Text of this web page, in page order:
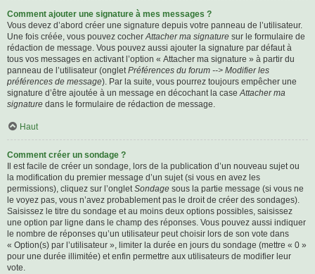
Comment ajouter une signature à mes messages ?
Vous devez d’abord créer une signature depuis votre panneau de l’utilisateur.
Une fois créée, vous pouvez cocherAttacher ma signature sur le formulaire de
rédaction de message. Vous pouvez aussi ajouter la signature par défaut à
tous vos messages en activant l’option « Attacher ma signature » à partir du
panneau de l’utilisateur (ongletPréférences du forum --> Modifier les
préférences de message). Par la suite, vous pourrez toujours empêcher une
signature d’être ajoutée à un message en décochant la caseAttacher ma
signature dans le formulaire de rédaction de message.
Haut
Comment créer un sondage ?
Il est facile de créer un sondage, lors de la publication d’un nouveau sujet ou
la modification du premier message d’un sujet (si vous en avez les
permissions), cliquez sur l’ongletSondage sous la partie message (si vous ne
le voyez pas, vous n’avez probablement pas le droit de créer des sondages).
Saisissez le titre du sondage et au moins deux options possibles, saisissez
une option par ligne dans le champ des réponses. Vous pouvez aussi indiquer
le nombre de réponses qu’un utilisateur peut choisir lors de son vote dans
« Option(s) par l’utilisateur », limiter la durée en jours du sondage (mettre « 0 »
pour une durée illimitée) et enfin permettre aux utilisateurs de modifier leur
vote.